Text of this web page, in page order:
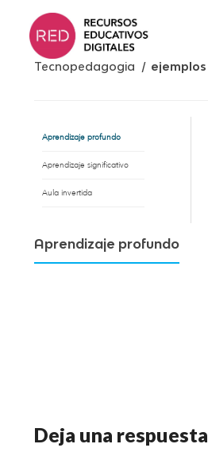
Saltar
contenido.
Tecnopedagogia /ejemplos
Aprendizaje profundo
Aprendizaje significativo
Aula invertida
Aprendizaje profundo
Deja una respuesta